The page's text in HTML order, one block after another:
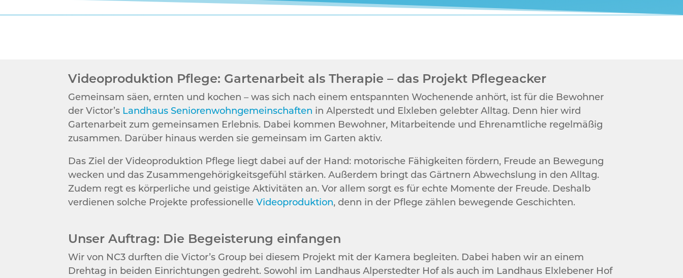
Videoproduktion Pflege: Gartenarbeit als Therapie – das Projekt Pflegeacker
Gemeinsam säen, ernten und kochen – was sich nach einem entspannten Wochenende anhört, ist für die Bewohner
der Victor’s Landhaus Seniorenwohngemeinschaften in Alperstedt und Elxleben gelebter Alltag. Denn hier wird
Gartenarbeit zum gemeinsamen Erlebnis. Dabei kommen Bewohner, Mitarbeitende und Ehrenamtliche regelmäßig
zusammen. Darüber hinaus werden sie gemeinsam im Garten aktiv.
Das Ziel der Videoproduktion Pflege liegt dabei auf der Hand: motorische Fähigkeiten fördern, Freude an Bewegung
wecken und das Zusammengehörigkeitsgefühl stärken. Außerdem bringt das Gärtnern Abwechslung in den Alltag.
Zudem regt es körperliche und geistige Aktivitäten an. Vor allem sorgt es für echte Momente der Freude. Deshalb
verdienen solche Projekte professionelleVideoproduktion, denn in der Pflege zählen bewegende Geschichten.
Unser Auftrag: Die Begeisterung einfangen
Wir von NC3 durften die Victor’s Group bei diesem Projekt mit der Kamera begleiten. Dabei haben wir an einem
Drehtag in beiden Einrichtungen gedreht. Sowohl im Landhaus Alperstedter Hof als auch im Landhaus Elxlebener Hof